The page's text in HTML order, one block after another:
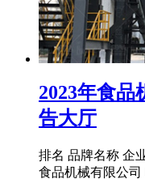
2023年食品
告大厅
排名 品牌名称 企
食品机械有限公司